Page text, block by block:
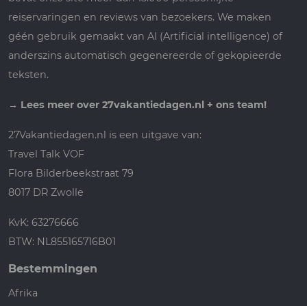
reiservaringen en reviews van bezoekers. We maken
géén gebruik gemaakt van AI (Artificial intelligence) of
anderszins automatisch gegenereerde of gekopieerde
teksten.
→ Lees meer over 27vakantiedagen.nl + ons team!
27Vakantiedagen.nl is een uitgave van:
Travel Talk VOF
Flora Bilderbeekstraat 79
8017 DR Zwolle
KvK: 63276666
BTW: NL855165716B01
Bestemmingen
Afrika